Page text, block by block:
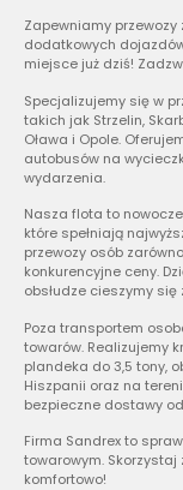
Zapewniamy
dodatkowych
miejsce już dziś!
Specjalizujemy się w
takich jak Strzelin,
Oława i Opole.
autobusów na
wydarzenia.
Nasza flota to
które spełniają
przewozy osób
konkurencyjne ceny.
obsłudze cieszymy
Poza transportem
towarów. Realizujemy
plandeka do 3,5 tony,
Hiszpanii oraz na
bezpieczne dostawy
Firma Sandrex to
towarowym. Skorzystaj
komfortowo!